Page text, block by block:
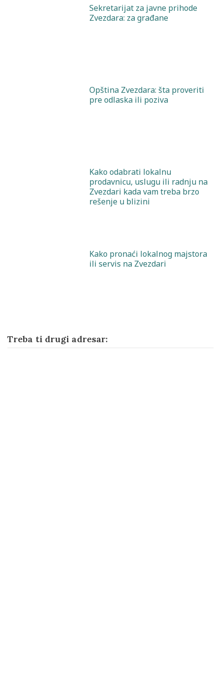
Sekretarijat za javne prihode
Zvezdara: za građane
Opština Zvezdara: šta proveriti
pre odlaska ili poziva
Kako odabrati lokalnu
prodavnicu, uslugu ili radnju na
Zvezdari kada vam treba brzo
rešenje u blizini
Kako pronaći lokalnog majstora
ili servis na Zvezdari
Treba ti drugi adresar: